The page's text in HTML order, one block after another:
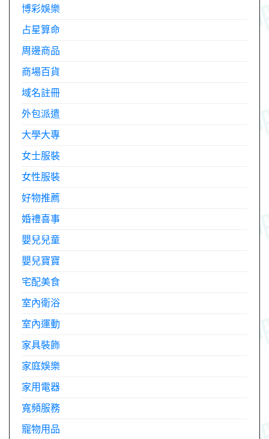
博彩娛樂
占星算命
周邊商品
商場百貨
域名註冊
外包派遣
大學大專
女士服裝
女性服裝
好物推薦
婚禮喜事
嬰兒兒童
嬰兒寶寶
宅配美食
室內衛浴
室內運動
家具裝飾
家庭娛樂
家用電器
寬頻服務
寵物用品